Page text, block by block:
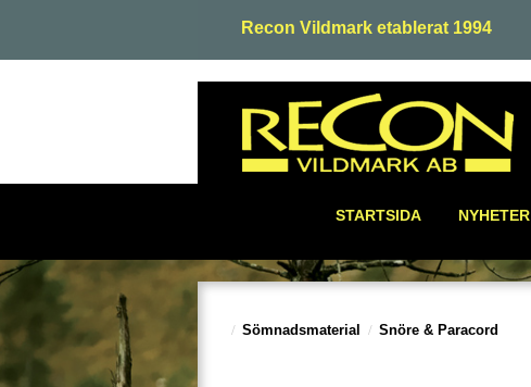
Recon Vildmark etablerat 1994
STARTSIDA NYHETER
Sömnadsmaterial Snöre & Paracord